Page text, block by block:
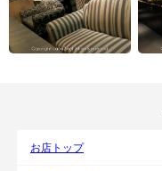
お店トップ